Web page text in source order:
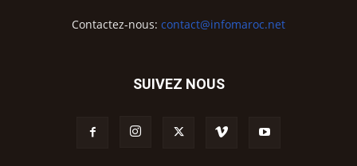
Contactez-nous: contact@infomaroc.net
SUIVEZ NOUS